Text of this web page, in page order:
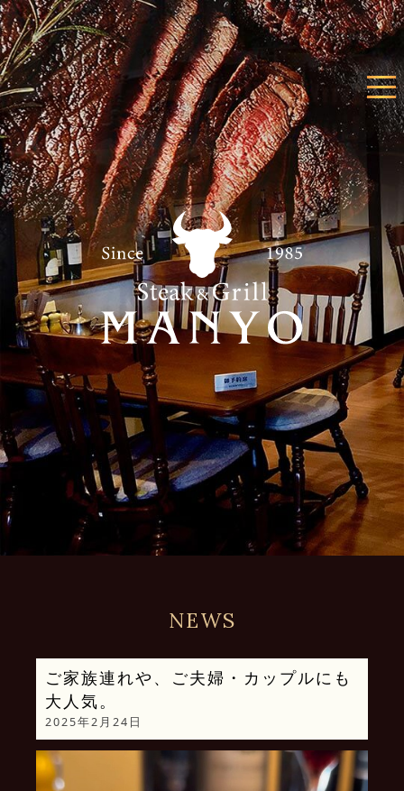
NEWS
ご家族連れや、ご夫婦・カップルにも
大人気。
2025年2月24日
動
画